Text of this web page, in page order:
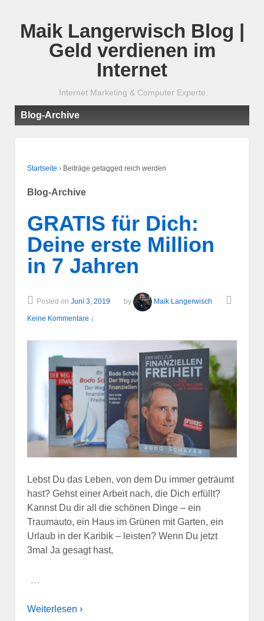
Maik Langerwisch Blog |
Geld verdienen im
Internet
Internet Marketing & Computer Experte
Blog-Archive
Startseite › Beiträge getagged reich werden
Blog-Archive
GRATIS für Dich:
Deine erste Million
in 7 Jahren
Posted on Juni 3, 2019 by Maik Langerwisch
Keine Kommentare ↓
Lebst Du das Leben, von dem Du immer geträumt
hast? Gehst einer Arbeit nach, die Dich erfüllt?
Kannst Du dir all die schönen Dinge – ein
Traumauto, ein Haus im Grünen mit Garten, ein
Urlaub in der Karibik – leisten? Wenn Du jetzt
3mal Ja gesagt hast,
…
Weiterlesen ›